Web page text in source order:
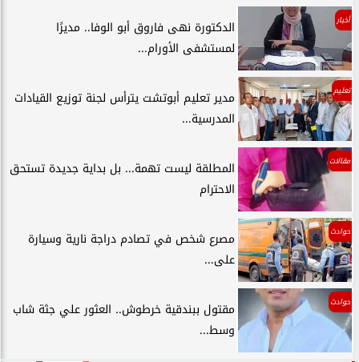
أخبار
الدكتورة نهى فاروق أبو الوفا.. مديرًا
لمستشفى الأورام...
تعليم
مدير تعليم أبوتشت يترأس لجنة توزيع القيادات
المدرسية...
مقالات
المطلقة ليست تهمة... بل بداية جديدة تستحق
الاحترام
حوادث
مصرع شخص في تصادم دراجة نارية وسيارة
على...
حوادث
مقتول ببندقية خرطوش.. العثور علي جثة شاب
وسط...